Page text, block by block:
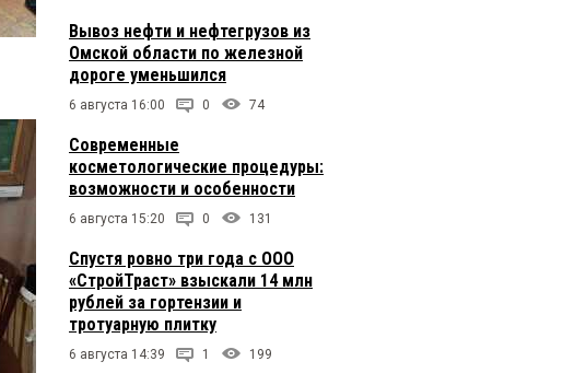
Вывоз нефти и нефтегрузов из
Омской области по железной
дороге уменьшился
6 августа 16:00 0 74
Современные
косметологические процедуры:
возможности и особенности
6 августа 15:20 0 131
Спустя ровно три года с ООО
«СтройТраст» взыскали 14 млн
рублей за гортензии и
тротуарную плитку
6 августа 14:39 1 199